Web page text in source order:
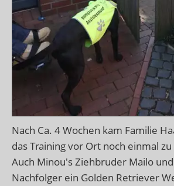
Nach Ca. 4 Wochen kam Familie
das Training vor Ort noch einmal
Auch Minou's Ziehbruder Mailo
Nachfolger ein Golden Retriever